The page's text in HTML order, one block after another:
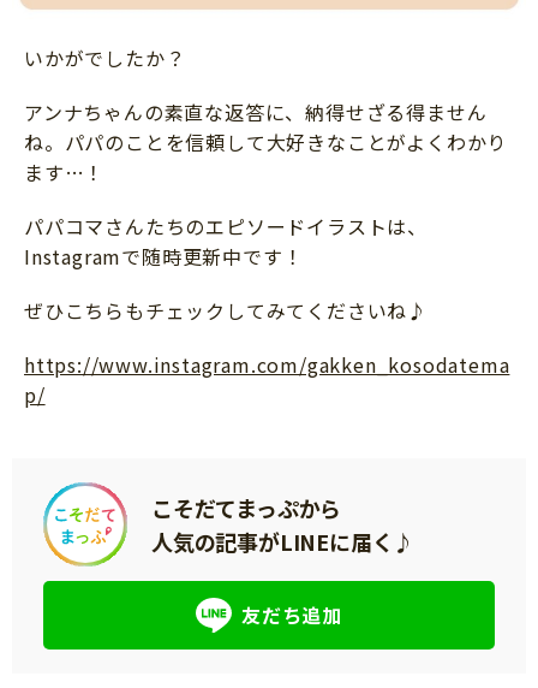
いかがでしたか？
アンナちゃんの素直な返答に、納得せざる得ません
ね。パパのことを信頼して大好きなことがよくわかり
ます…！
パパコマさんたちのエピソードイラストは、
Instagramで随時更新中です！
ぜひこちらもチェックしてみてくださいね♪
https://www.instagram.com/gakken_kosodatema
p/
こそだてまっぷから
人気の記事がLINEに届く♪
友だち追加